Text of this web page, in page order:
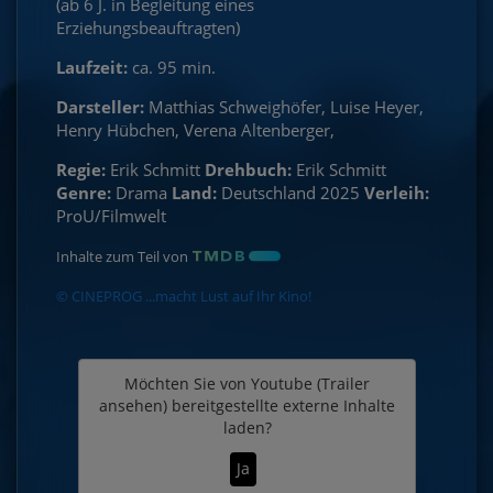
Erziehungsbeauftragten)
Laufzeit: ca. 95 min.
Darsteller: Matthias Schweighöfer, Luise Heyer,
Henry Hübchen, Verena Altenberger,
Regie: Erik Schmitt Drehbuch: Erik Schmitt
Genre: Drama Land: Deutschland 2025 Verleih:
ProU/Filmwelt
Inhalte zum Teil von
© CINEPROG ...macht Lust auf Ihr Kino!
Möchten Sie von Youtube (Trailer
ansehen) bereitgestellte externe Inhalte
laden?
Ja